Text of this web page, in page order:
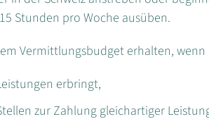
Stunden pro Woche ausüben.
Vermittlungsbudget erhalten, wenn
erbringt,
zur Zahlung gleichartiger